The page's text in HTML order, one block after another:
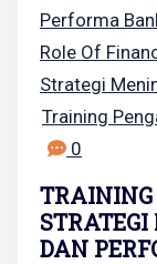
Performa
Role Of
Strategi
Training
0
DAN